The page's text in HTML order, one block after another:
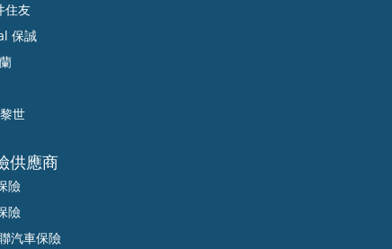
住友
保誠
世
供應商
險
險
汽車保險